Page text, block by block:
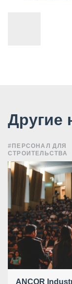
Другие
#ПЕРСОНАЛ ДЛЯ
СТРОИТЕЛЬСТВА
ANCOR